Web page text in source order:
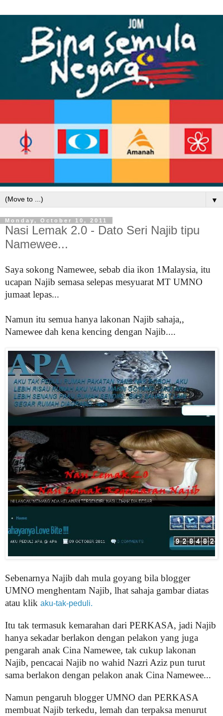
▼
Monday, October 10, 2011
Nasi Lemak 2.0 - Dato Seri Najib tipu
Namewee...
Saya sokong Namewee, sebab dia ikon 1Malaysia, itu
ucapan Najib semasa selepas mesyuarat MT UMNO
jumaat lepas...
Namun itu semua hanya lakonan Najib sahaja,,
Namewee dah kena kencing dengan Najib....
Sebenarnya Najib dah mula goyang bila blogger
UMNO menghentam Najib, lhat sahaja gambar diatas
atau klik aku-tak-peduli.
Itu tak termasuk kemarahan dari PERKASA, jadi Najib
hanya sekadar berlakon dengan pelakon yang juga
pengarah anak Cina Namewee, tak cukup lakonan
Najib, pencacai Najib no wahid Nazri Aziz pun turut
sama berlakon dengan pelakon anak Cina Namewee...
Namun pengaruh blogger UMNO dan PERKASA
membuat Najib terkedu, lemah dan terpaksa menurut